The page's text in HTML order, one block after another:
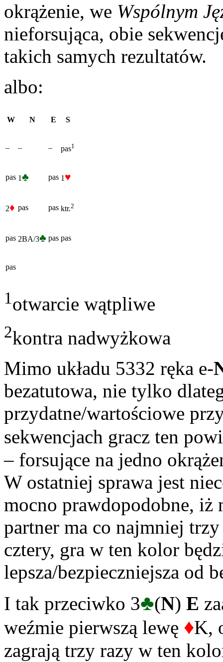
okrążenie, we Wspólnym
nieforsująca, obie
takich samych rezultatów.
albo:
W N E S
– – – pas1
pas 1♣ pas 1 ♥
2♦ pas pas ktr.2
pas 2BA/3♣ pas pas
pas
1otwarcie wątpliwe
2kontra nadwyżkowa
Mimo układu 5332 ręka e-
bezatutowa, nie tylko
przydatne/wartościowe
sekwencjach gracz ten
– forsujące na jedno
W ostatniej sprawa jest
mocno prawdopodobne, iż
partner ma co najmniej
cztery, gra w ten kolor
lepsza/bezpieczniejsza od
I tak przeciwko 3♣(N) E
weźmie pierwszą lewę ♦K,
zagrają trzy razy w ten